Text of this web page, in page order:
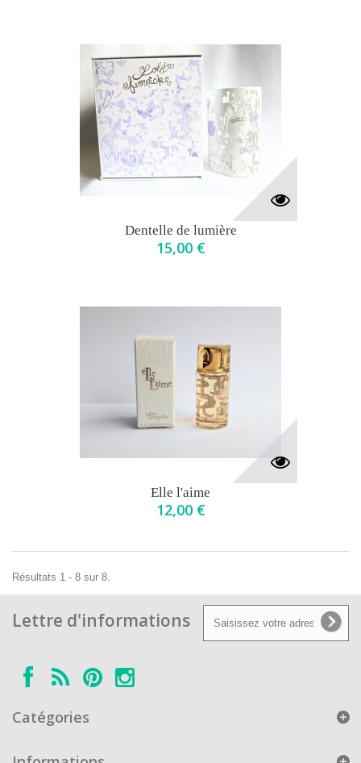
Dentelle de lumière
15,00 €
Elle l'aime
12,00 €
Résultats 1 - 8 sur 8.
Lettre d'informations
Catégories